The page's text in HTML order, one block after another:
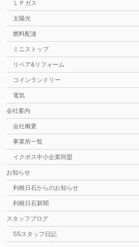
ＬＰガス
太陽光
燃料配達
ミニストップ
リペア&リフォーム
コインランドリー
電気
会社案内
会社概要
事業所一覧
イクボス中小企業同盟
お知らせ
利根日石からのお知らせ
利根日石新聞
スタッフブログ
SSスタッフ日記